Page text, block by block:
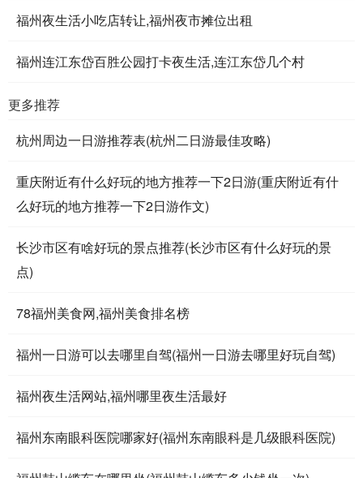
福州夜生活小吃店转让,福州夜市摊位出租
福州连江东岱百胜公园打卡夜生活,连江东岱几个村
更多推荐
杭州周边一日游推荐表(杭州二日游最佳攻略)
重庆附近有什么好玩的地方推荐一下2日游(重庆附近有什
么好玩的地方推荐一下2日游作文)
长沙市区有啥好玩的景点推荐(长沙市区有什么好玩的景
点)
78福州美食网,福州美食排名榜
福州一日游可以去哪里自驾(福州一日游去哪里好玩自驾)
福州夜生活网站,福州哪里夜生活最好
福州东南眼科医院哪家好(福州东南眼科是几级眼科医院)